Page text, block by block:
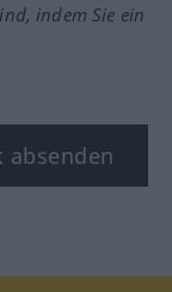
indem Sie ein
absenden